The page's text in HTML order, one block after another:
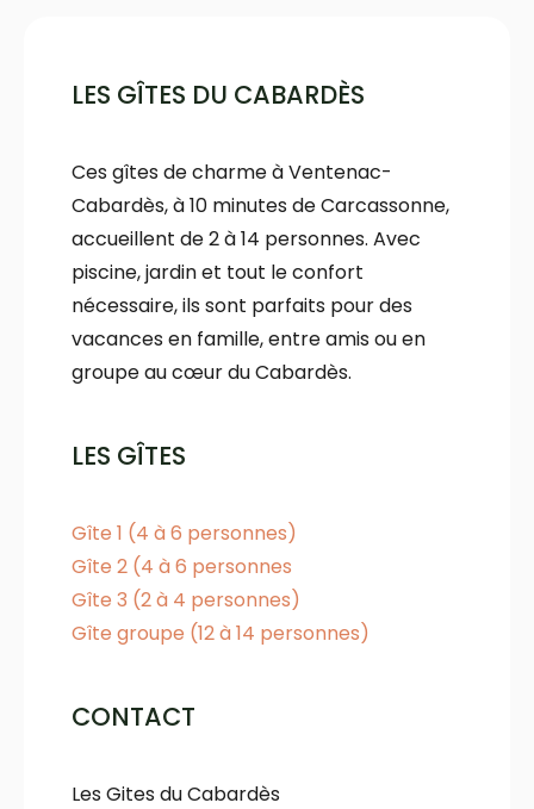
LES GÎTES DU CABARDÈS
Ces gîtes de charme à Ventenac-
Cabardès, à 10 minutes de Carcassonne,
accueillent de 2 à 14 personnes. Avec
piscine, jardin et tout le confort
nécessaire, ils sont parfaits pour des
vacances en famille, entre amis ou en
groupe au cœur du Cabardès.
LES GÎTES
Gîte 1 (4 à 6 personnes)
Gîte 2 (4 à 6 personnes
Gîte 3 (2 à 4 personnes)
Gîte groupe (12 à 14 personnes)
CONTACT
Les Gites du Cabardès